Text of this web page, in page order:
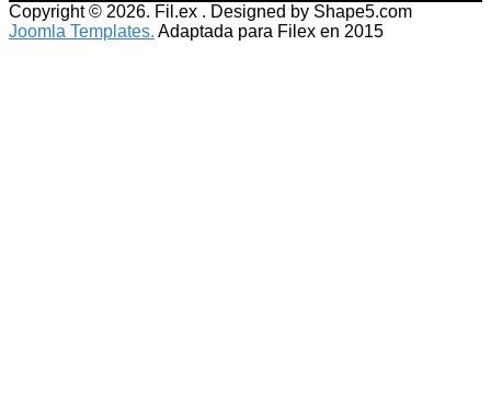
Copyright © 2026. Fil.ex . Designed by Shape5.com
Joomla Templates. Adaptada para Filex en 2015